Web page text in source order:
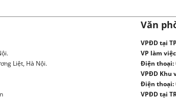
Liệt, Hà Nội.
Văn
VPĐD tại
VP làm
Điện thoại:
VPĐD Khu
Điện thoại:
VPĐD tại